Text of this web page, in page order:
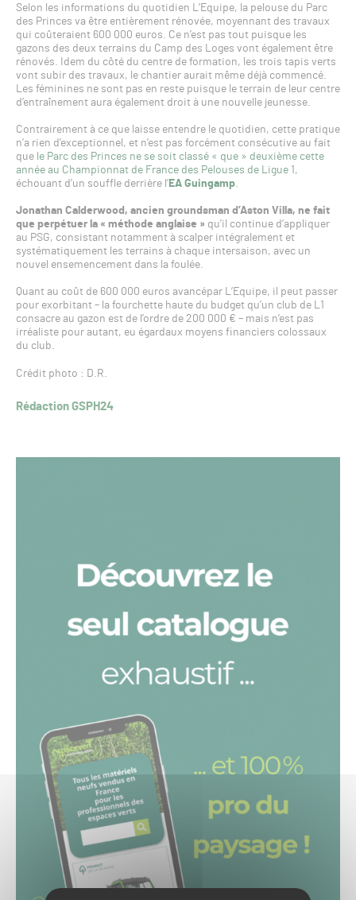
Selon les informations du quotidien L’Equipe, la pelouse du Parc
des Princes va être entièrement rénovée, moyennant des travaux
qui coûteraient 600 000 euros. Ce n’est pas tout puisque les
gazons des deux terrains du Camp des Loges vont également être
rénovés. Idem du côté du centre de formation, les trois tapis verts
vont subir des travaux, le chantier aurait même déjà commencé.
Les féminines ne sont pas en reste puisque le terrain de leur centre
d’entraînement aura également droit à une nouvelle jeunesse.
Contrairement à ce que laisse entendre le quotidien, cette pratique
n’a rien d’exceptionnel, et n’est pas forcément consécutive au fait
que le Parc des Princes ne se soit classé « que » deuxième cette
année au Championnat de France des Pelouses de Ligue 1 ,
échouant d’un souffle derrière l’EA Guingamp.
Jonathan Calderwood, ancien groundsman d’Aston Villa, ne fait
que perpétuer la « méthode anglaise » qu’il continue d’appliquer
au PSG, consistant notamment à scalper intégralement et
systématiquement les terrains à chaque intersaison, avec un
nouvel ensemencement dans la foulée.
Quant au coût de 600 000 euros avancépar L’Equipe, il peut passer
pour exorbitant – la fourchette haute du budget qu’un club de L1
consacre au gazon est de l’ordre de 200 000 € – mais n’est pas
irréaliste pour autant, eu égardaux moyens financiers colossaux
du club.
Crédit photo : D.R.
Rédaction GSPH24